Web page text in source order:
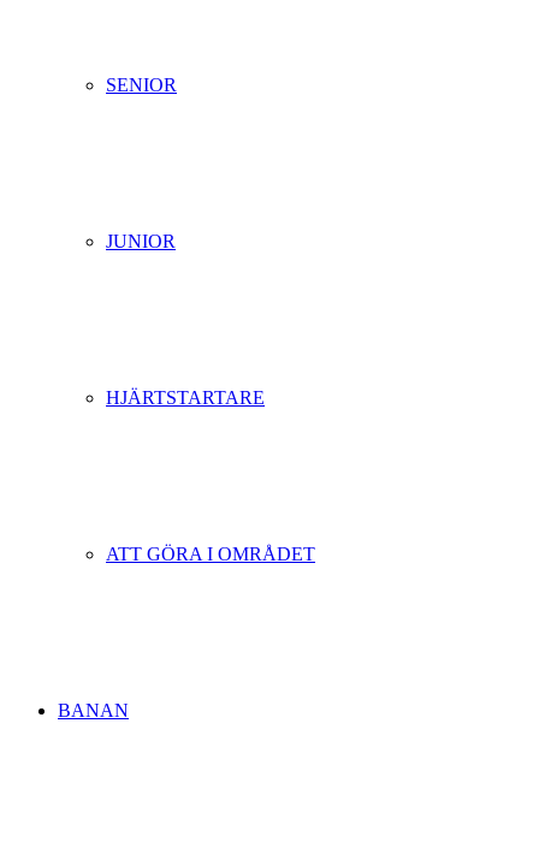
SENIOR
JUNIOR
HJÄRTSTARTARE
ATT GÖRA I OMRÅDET
BANAN